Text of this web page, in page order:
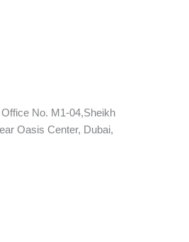
No. M1-04,Sheikh
Oasis Center, Dubai,